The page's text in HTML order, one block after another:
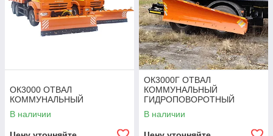
ОК3000 ОТВАЛ
КОММУНАЛЬНЫЙ
В наличии
ОК3000Г ОТВАЛ
КОММУНАЛЬНЫЙ
ГИДРОПОВОРОТНЫЙ
В наличии